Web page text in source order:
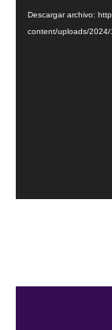
Descargar archivo:
content/uploads/2024/